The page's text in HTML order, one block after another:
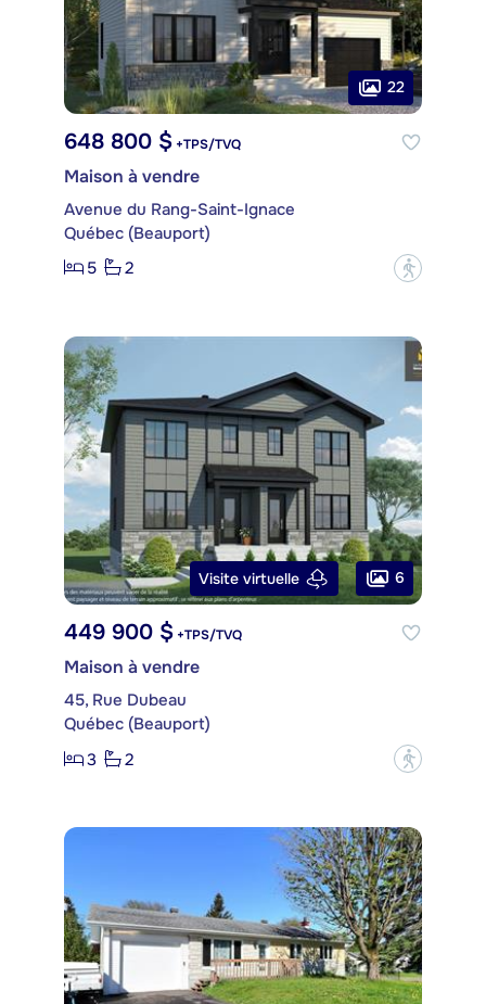
22
648 800 $ +TPS/TVQ
Maison à vendre
Avenue du Rang-Saint-Ignace
Québec (Beauport)
5
2 ?
Visite virtuelle 6
449 900 $ +TPS/TVQ
Maison à vendre
45, Rue Dubeau
Québec (Beauport)
3
2 ?